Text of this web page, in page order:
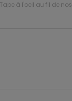
à l'oeil au fil de nos